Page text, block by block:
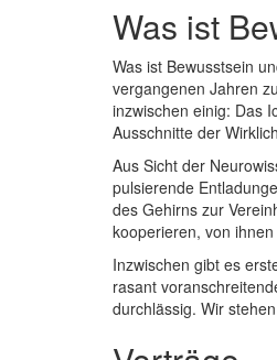
Was ist
Was ist Bewusstsein
vergangenen Jahren
inzwischen einig: Das
Ausschnitte der
Aus Sicht der
pulsierende
des Gehirns zur
kooperieren, von
Inzwischen gibt es
rasant
durchlässig. Wir